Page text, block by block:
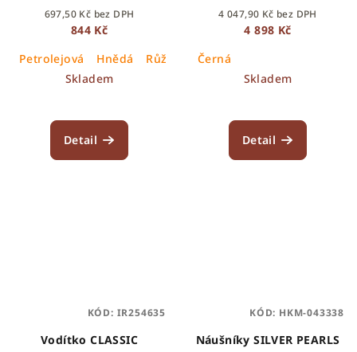
697,50 Kč bez DPH
844 Kč
Petrolejová
Hnědá
Růžová
Skladem
Detail
4 047,90 Kč bez DPH
4 898 Kč
Černá
Skladem
Detail
Vodítko CLASSIC
KÓD: IR254635
Náušníky SILVER PEARLS
KÓD: HKM-043338